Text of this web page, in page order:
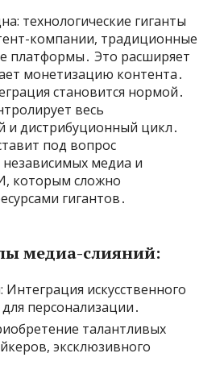
технологические гиганты
компании, традиционные
Это расширяет
монетизацию контента․
становится нормой․
весь
и дистрибуционный цикл․
под вопрос
медиа и
которым сложно
гигантов․
медиа-слияний:
Интеграция искусственного
персонализации․
талантливых
эксклюзивного